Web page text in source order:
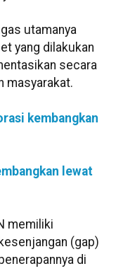
utamanya
yang dilakukan
secara
masyarakat.
kembangkan
lewat
memiliki
(gap)
di